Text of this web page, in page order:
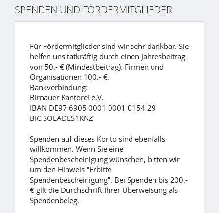
SPENDEN UND FÖRDERMITGLIEDER
Für Fördermitglieder sind wir sehr dankbar. Sie
helfen uns tatkräftig durch einen Jahresbeitrag
von 50.- € (Mindestbeitrag). Firmen und
Organisationen 100.- €.
Bankverbindung:
Birnauer Kantorei e.V.
IBAN DE97 6905 0001 0001 0154 29
BIC SOLADES1KNZ
Spenden auf dieses Konto sind ebenfalls
willkommen. Wenn Sie eine
Spendenbescheinigung wünschen, bitten wir
um den Hinweis "Erbitte
Spendenbescheinigung". Bei Spenden bis 200.-
€ gilt die Durchschrift Ihrer Überweisung als
Spendenbeleg.